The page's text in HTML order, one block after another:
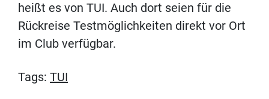
heißt es von TUI. Auch dort seien für die
Rückreise Testmöglichkeiten direkt vor Ort
im Club verfügbar.
Tags: TUI